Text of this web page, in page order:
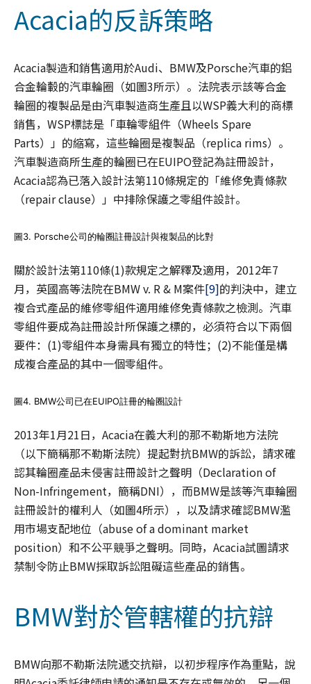
Acacia的反訴策略
Acacia製造和銷售適用於Audi、BMW及Porsche汽車的鋁
合金輪轂的汽車輪圈（如圖3所示）。法院表示該等合金
輪圈的複製品是由汽車製造商生產且以WSP義大利的商標
銷售，WSP標誌是「車輪零組件（Wheels Spare
Parts）」的縮寫，這些輪圈是複製品（replica rims）。
汽車製造商所生產的輪圈已在EUIPO登記為註冊設計，
Acacia認為已落入設計法第110條規定的「維修免責條款
（repair clause）」中排除保護之零組件設計。
圖3. Porsche公司的輪圈註冊設計與複製品的比對
關於設計法第110條(1)款規定之解釋及適用，2012年7
月，英國高等法院在BMW v. R & M案件[9]的判決中，建立
複合式產品的維修零組件適用維修免責條款之檢測。汽車
零組件要成為註冊設計所保護之標的，必須符合以下兩個
要件：(1)零組件本身需具有獨立的特性；(2)不能僅是構
成複合產品的其中一個零組件。
圖4. BMW公司已在EUIPO註冊的輪圈設計
2013年1月21日，Acacia在義大利的那不勒斯地方法院
（以下簡稱那不勒斯法院）提起對抗BMW的訴訟，請求確
認其輪圈產品未侵害註冊設計之聲明（Declaration of
Non-Infringement，簡稱DNI），而BMW是該等汽車輪圈
註冊設計的權利人（如圖4所示），以及請求確認BMW濫
用市場支配地位（abuse of a dominant market
position）和不公平競爭之聲明。同時，Acacia試圖請求
禁制令防止BMW採取訴訟阻礙這些產品的銷售。
BMW對於管轄權的抗辯
BMW向那不勒斯法院遞交抗辯，以初步程序作為重點，說